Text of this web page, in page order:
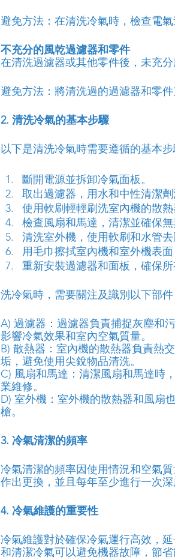
避免方法：在清洗冷氣時，檢查電
不充分的風乾過濾器和零件
在清洗過濾器或其他零件後，未充
避免方法：將清洗過的過濾器和零
2. 清洗冷氣的基本步驟
以下是清洗冷氣時需要遵循的基本步
斷開電源並拆卸冷氣面板。
取出過濾器，用水和中性清潔劑
使用軟刷輕輕刷洗室內機的散熱
檢查風扇和馬達，清潔並確保無
清洗室外機，使用軟刷和水管去
用毛巾擦拭室內機和室外機表
重新安裝過濾器和面板，確保所
洗冷氣時，需要關注及識別以下部件
A) 過濾器：過濾器負責捕捉灰塵和
影響冷氣效果和室內空氣質量。
B) 散熱器：室內機的散熱器負責熱
垢，避免使用尖銳物品清洗。
C) 風扇和馬達：清潔風扇和馬達時
業維修。
D) 室外機：室外機的散熱器和風扇
槍。
3. 冷氣清潔的頻率
冷氣清潔的頻率因使用情況和空氣
作出更換，並且每年至少進行一次
4. 冷氣維護的重要性
冷氣維護對於確保冷氣運行高效，
和清潔冷氣可以避免機器故障，節省